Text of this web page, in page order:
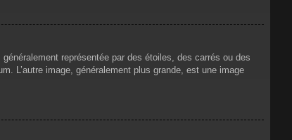
représentée par des étoiles, des carrés ou des
L’autre image, généralement plus grande, est une image